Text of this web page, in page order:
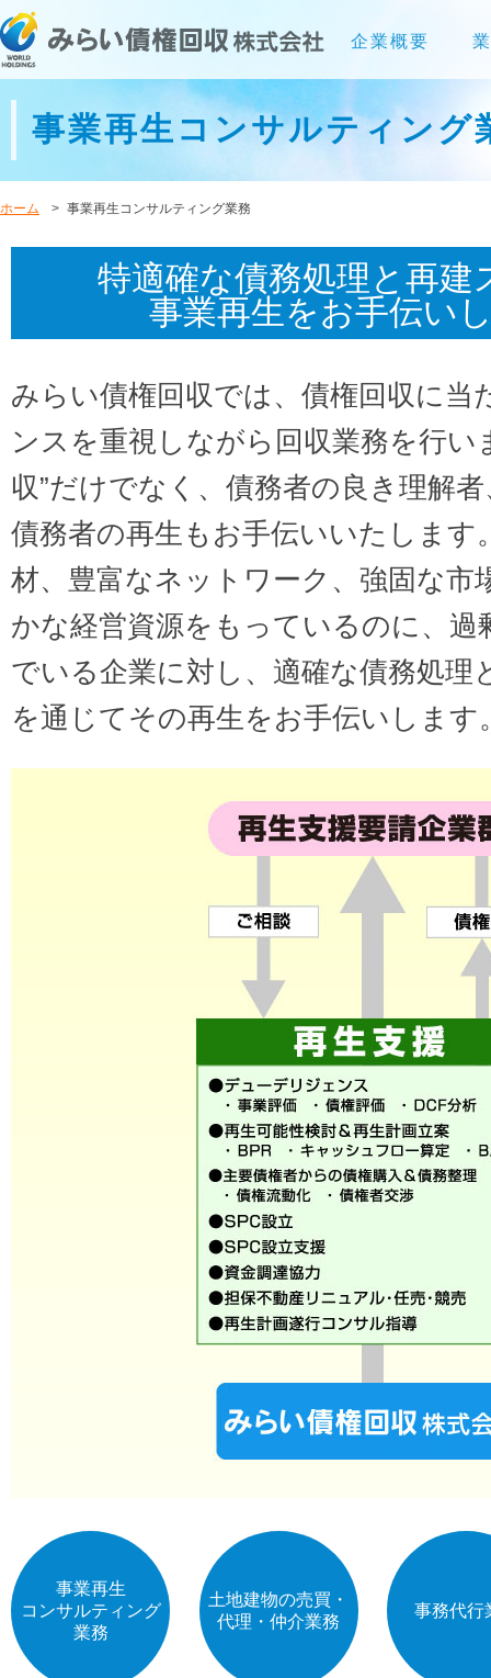
企業概要
事業再生コンサルティング
ホーム 事業再生コンサルティング業務
特適確な債務処理と再建
事業再生をお手伝い
みらい債権回収では、債権回収に当
ンスを重視しながら回収業務を行い
収”だけでなく、債務者の良き理解
債務者の再生もお手伝いいたします
材、豊富なネットワーク、強固な市
かな経営資源をもっているのに、過
でいる企業に対し、適確な債務処理
を通じてその再生をお手伝いします
事業再生
コンサルティング
業務
土地建物の売買・
代理・仲介業務
事務代行